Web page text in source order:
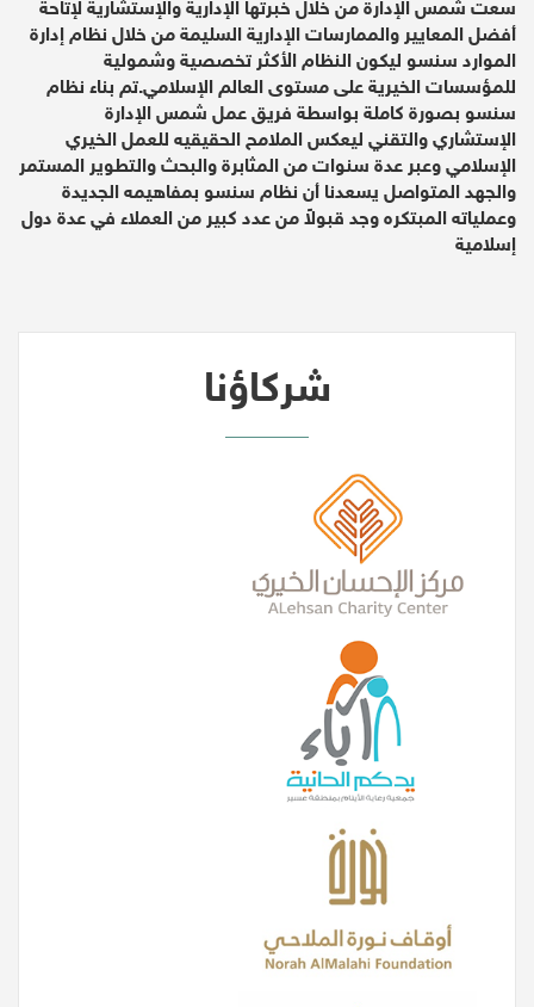
سعت شمس الإدارة من خلال خبرتها الإدارية والإستشارية لإتاحة
أفضل المعايير والممارسات الإدارية السليمة من خلال نظام إدارة
الموارد سنسو ليكون النظام الأكثر تخصصية وشمولية
للمؤسسات الخيرية على مستوى العالم الإسلامي.تم بناء نظام
سنسو بصورة كاملة بواسطة فريق عمل شمس الإدارة
الإستشاري والتقني ليعكس الملامح الحقيقيه للعمل الخيري
الإسلامي وعبر عدة سنوات من المثابرة والبحث والتطوير المستمر
والجهد المتواصل يسعدنا أن نظام سنسو بمفاهيمه الجديدة
وعملياته المبتكره وجد قبولاً من عدد كبير من العملاء في عدة دول
إسلامية
شركاؤنا